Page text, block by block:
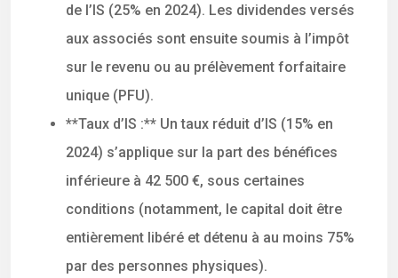
de l’IS (25% en 2024). Les dividendes versés
aux associés sont ensuite soumis à l’impôt
sur le revenu ou au prélèvement forfaitaire
unique (PFU).
**Taux d’IS :** Un taux réduit d’IS (15% en
2024) s’applique sur la part des bénéfices
inférieure à 42 500 €, sous certaines
conditions (notamment, le capital doit être
entièrement libéré et détenu à au moins 75%
par des personnes physiques).